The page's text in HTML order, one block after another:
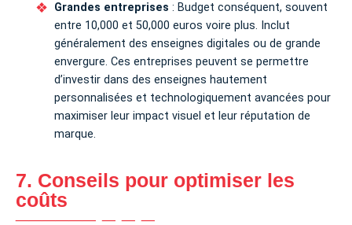
Grandes entreprises : Budget conséquent, souvent
entre 10,000 et 50,000 euros voire plus. Inclut
généralement des enseignes digitales ou de grande
envergure. Ces entreprises peuvent se permettre
d’investir dans des enseignes hautement
personnalisées et technologiquement avancées pour
maximiser leur impact visuel et leur réputation de
marque.
7. Conseils pour optimiser les
coûts